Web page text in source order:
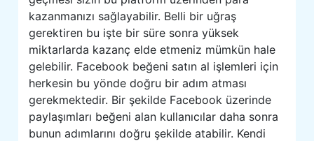
kazanmanızı sağlayabilir. Belli bir uğraş
gerektiren bu işte bir süre sonra yüksek
miktarlarda kazanç elde etmeniz mümkün hale
gelebilir. Facebook beğeni satın al işlemleri için
herkesin bu yönde doğru bir adım atması
gerekmektedir. Bir şekilde Facebook üzerinde
paylaşımları beğeni alan kullanıcılar daha sonra
bunun adımlarını doğru şekilde atabilir. Kendi